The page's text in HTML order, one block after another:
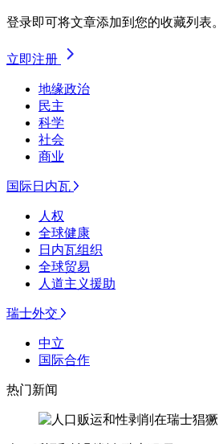
登录即可将文章添加到您的收藏列表。
立即注册
地缘政治
民主
科学
社会
商业
国际日内瓦
人权
全球健康
日内瓦组织
全球贸易
人道主义援助
瑞士外交
中立
国际合作
热门新闻